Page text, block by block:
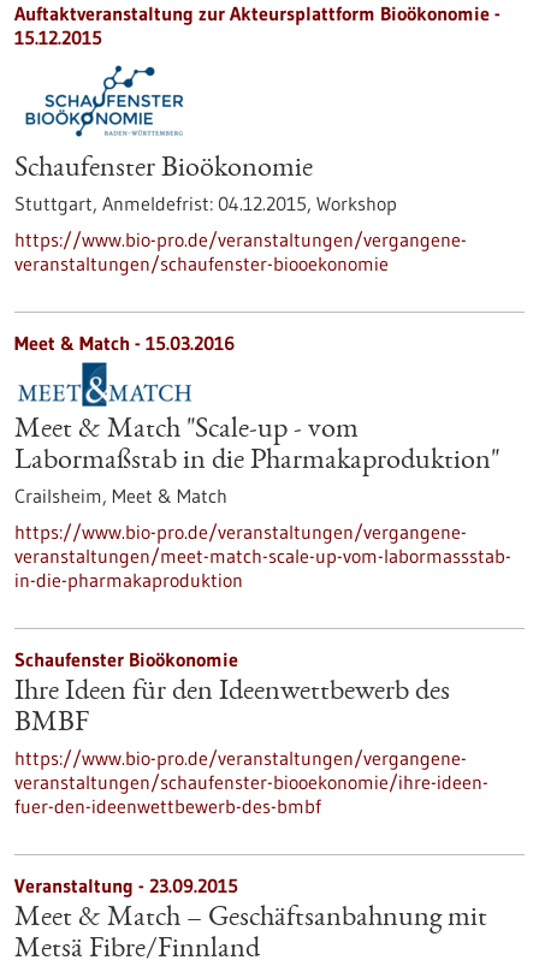
Auftaktveranstaltung zur Akteursplattform Bioökonomie -
15.12.2015
Schaufenster Bioökonomie
Stuttgart, Anmeldefrist: 04.12.2015, Workshop
https://www.bio-pro.de/veranstaltungen/vergangene-
veranstaltungen/schaufenster-biooekonomie
Meet & Match - 15.03.2016
Meet & Match "Scale-up - vom
Labormaßstab in die Pharmakaproduktion"
Crailsheim, Meet & Match
https://www.bio-pro.de/veranstaltungen/vergangene-
veranstaltungen/meet-match-scale-up-vom-labormassstab-
in-die-pharmakaproduktion
Schaufenster Bioökonomie
Ihre Ideen für den Ideenwettbewerb des
BMBF
https://www.bio-pro.de/veranstaltungen/vergangene-
veranstaltungen/schaufenster-biooekonomie/ihre-ideen-
fuer-den-ideenwettbewerb-des-bmbf
Veranstaltung - 23.09.2015
Meet & Match – Geschäftsanbahnung mit
Metsä Fibre/Finnland